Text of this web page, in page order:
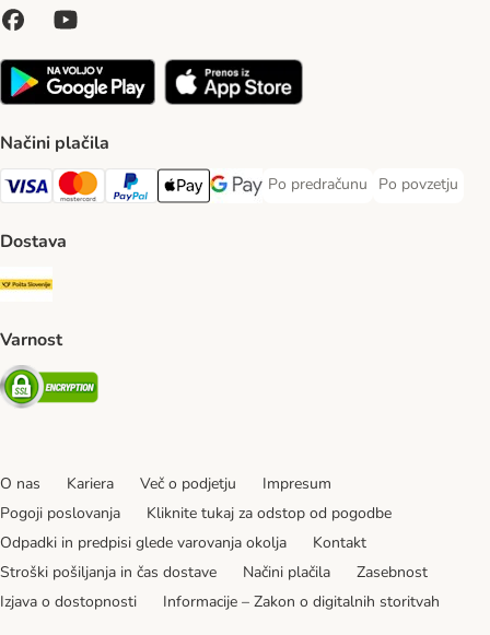
Načini plačila
Visa Payment Method
MasterCard Payment Method
PayPal Payment Method
Apple Pay Payment Method
Google pay Payment Method
Po predračunu
Po predračunu Payment Method
Po povzetju
Po povzetju
Dostava
Pošta Slovenije Shipping Method
Varnost
Security
O nas Kariera Več o podjetju
Impresum
Pogoji poslovanja
Kliknite tukaj za odstop od pogodbe
Odpadki in predpisi glede varovanja okolja
Kontakt
Stroški pošiljanja in čas dostave
Načini plačila
Zasebnost
Izjava o dostopnosti
Informacije – Zakon o digitalnih storitvah